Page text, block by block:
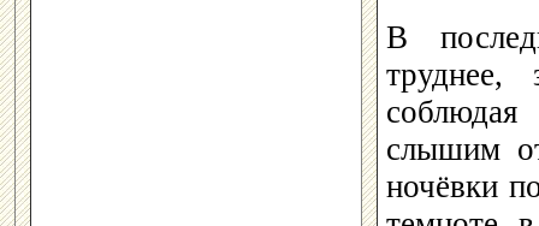
В
труднее,
слышим
ночёвки